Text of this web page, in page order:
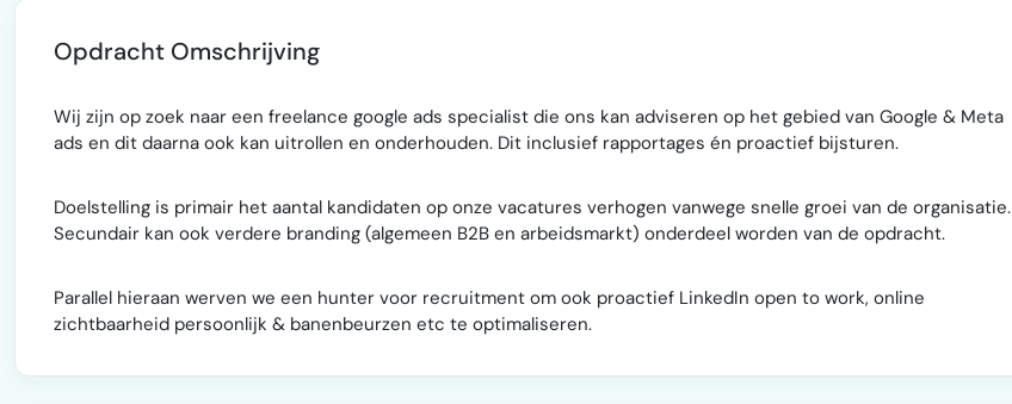
Opdracht Omschrijving
Wij zijn op zoek naar een freelance google ads specialist die ons kan adviseren op het gebied van Google & Meta
ads en dit daarna ook kan uitrollen en onderhouden. Dit inclusief rapportages én proactief bijsturen.
Doelstelling is primair het aantal kandidaten op onze vacatures verhogen vanwege snelle groei van de organisatie.
Secundair kan ook verdere branding (algemeen B2B en arbeidsmarkt) onderdeel worden van de opdracht.
Parallel hieraan werven we een hunter voor recruitment om ook proactief LinkedIn open to work, online
zichtbaarheid persoonlijk & banenbeurzen etc te optimaliseren.